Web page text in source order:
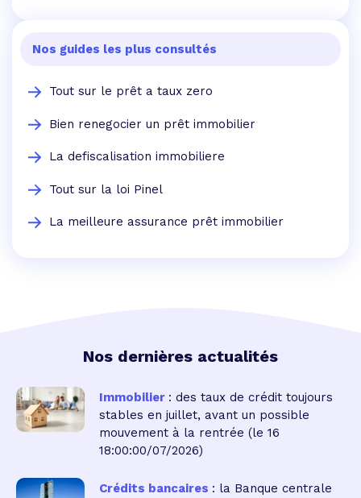
Nos guides les plus consultés
Tout sur le prêt a taux zero
Bien renegocier un prêt immobilier
La defiscalisation immobiliere
Tout sur la loi Pinel
La meilleure assurance prêt immobilier
Nos dernières actualités
Immobilier : des taux de crédit toujours
stables en juillet, avant un possible
mouvement à la rentrée (le 16
18:00:00/07/2026)
Crédits bancaires : la Banque centrale